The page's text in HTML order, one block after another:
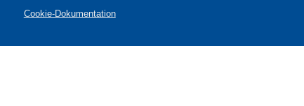
Cookie-Dokumentation